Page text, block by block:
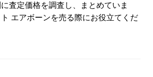
査定価格を調査し、まとめていま
エアボーンを売る際にお役立てくだ